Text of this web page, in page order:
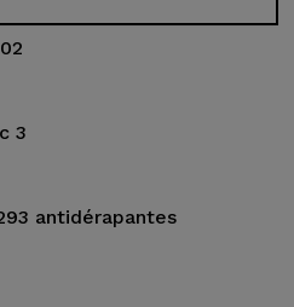
3
antidérapantes